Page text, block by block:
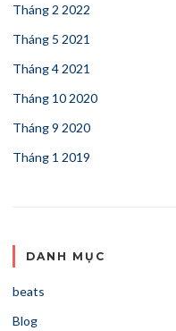
Tháng 2 2022
Tháng 5 2021
Tháng 4 2021
Tháng 10 2020
Tháng 9 2020
Tháng 1 2019
DANH MỤC
beats
Blog